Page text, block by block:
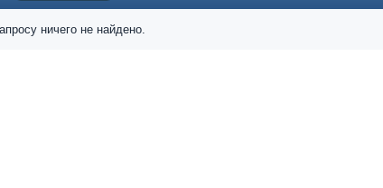
ничего не найдено.